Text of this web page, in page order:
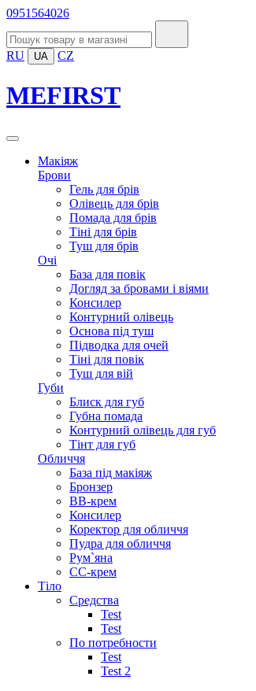
0951564026
RU UA CZ
MEFIRST
Макіяж
Брови
Гель для брів
Олівець для брів
Помада для брів
Тіні для брів
Туш для брів
Очі
База для повік
Догляд за бровами і віями
Консилер
Контурний олівець
Основа під туш
Підводка для очей
Тіні для повік
Туш для вій
Губи
Блиск для губ
Губна помада
Контурний олівець для губ
Тінт для губ
Обличчя
База під макіяж
Бронзер
ВВ-крем
Консилер
Коректор для обличчя
Пудра для обличчя
Рум`яна
СС-крем
Тіло
Средства
Test
Test
По потребности
Test
Test 2